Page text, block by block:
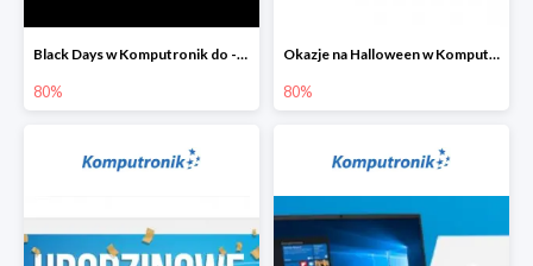
Black Days w Komputronik do -80%
80%
Okazje na Halloween w Komputronik do -80%
80%